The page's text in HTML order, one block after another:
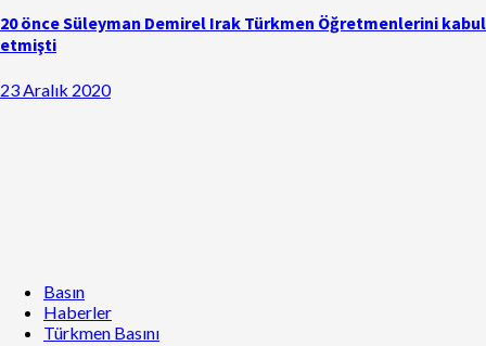
20 önce Süleyman Demirel Irak Türkmen Öğretmenlerini kabul
etmişti
23 Aralık 2020
Basın
Haberler
Türkmen Basını